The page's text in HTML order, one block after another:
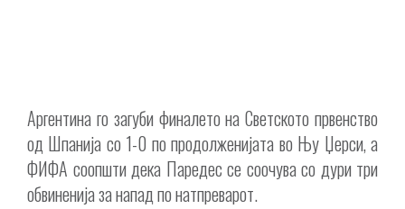
Аргентина го загуби финалето на Светското првенство
од Шпанија со 1-0 по продолженијата во Њу Џерси, а
ФИФА соопшти дека Паредес се соочува со дури три
обвиненија за напад по натпреварот.